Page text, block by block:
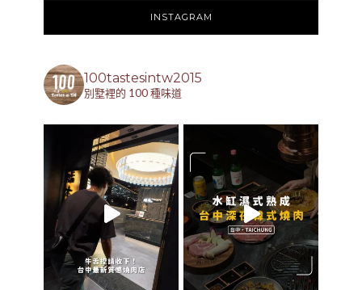
INSTAGRAM
100tastesintw2015
別墅裡的 100 種味道